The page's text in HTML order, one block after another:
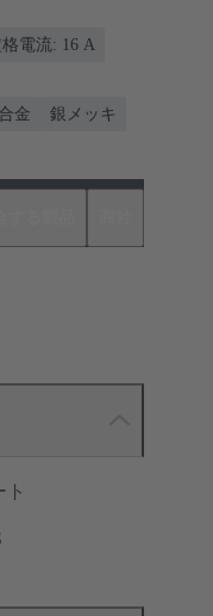
格電流: ‌16 A
金 銀メッキ
ト